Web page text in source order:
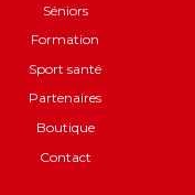
Séniors
Formation
Sport santé
Partenaires
Boutique
Contact